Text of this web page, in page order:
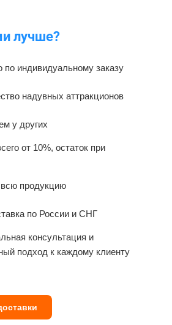
лучше?
по индивидуальному заказу
надувных аттракционов
у других
от 10%, остаток при
всю продукцию
по России и СНГ
консультация и
подход к каждому клиенту